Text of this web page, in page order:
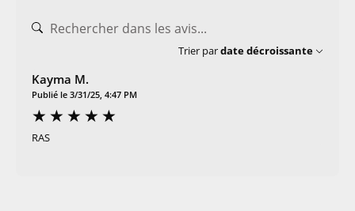
Trier pardate décroissante
Kayma M.
Publié le 3/31/25, 4:47 PM
RAS